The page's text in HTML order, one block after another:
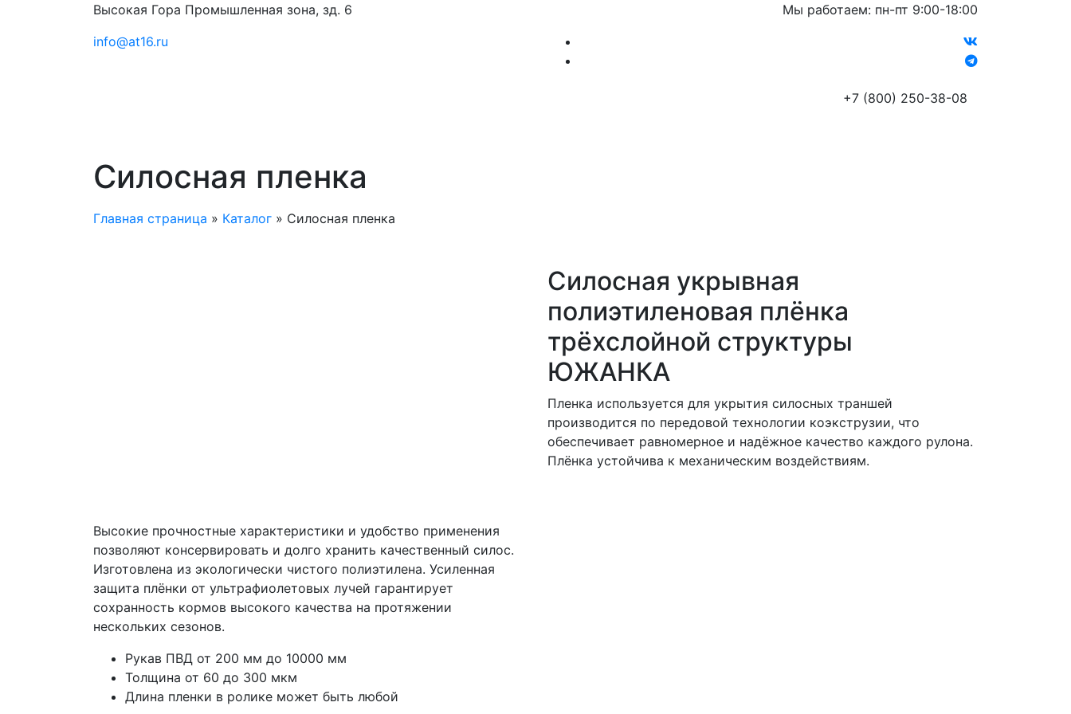
Высокая Гора Промышленная зона, зд. 6
info@at16.ru
Мы работаем: пн-пт 9:00-18:00
+7 (800) 250-38-08
Силосная пленка
Главная страница » Каталог » Силосная пленка
Силосная укрывная
полиэтиленовая плёнка
трёхслойной структуры
ЮЖАНКА
Пленка используется для укрытия силосных траншей
производится по передовой технологии коэкструзии, что
обеспечивает равномерное и надёжное качество каждого рулона.
Плёнка устойчива к механическим воздействиям.
Высокие прочностные характеристики и удобство применения
позволяют консервировать и долго хранить качественный силос.
Изготовлена из экологически чистого полиэтилена. Усиленная
защита плёнки от ультрафиолетовых лучей гарантирует
сохранность кормов высокого качества на протяжении
нескольких сезонов.
Рукав ПВД от 200 мм до 10000 мм
Толщина от 60 до 300 мкм
Длина пленки в ролике может быть любой